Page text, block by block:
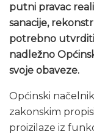
putni pravac
sanacije,
potrebno utvrditi
nadležno
svoje obaveze.
Općinski
zakonskim
proizilaze iz